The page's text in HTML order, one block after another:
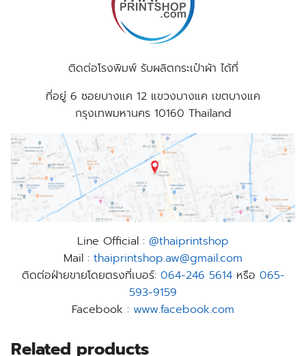
ติดต่อโรงพิมพ์ รับผลิตกระเป๋าผ้า ได้ที่
ที่อยู่ 6 ซอยบางแค 12 แขวงบางแค เขตบางแค
กรุงเทพมหานคร 10160 Thailand
Line Official : @thaiprintshop
Mail : thaiprintshop.aw@gmail.com
ติดต่อฝ่ายขายโดยตรงที่เบอร์: 064-246 5614หรือ 065-
593-9159
Facebook : www.facebook.com
Related products